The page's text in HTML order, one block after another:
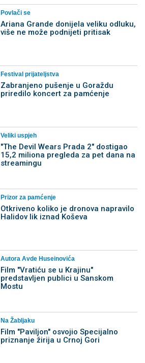
Povlači se
Ariana Grande donijela veliku odluku,
više ne može podnijeti pritisak
Festival prijateljstva
Zabranjeno pušenje u Goraždu
priredilo koncert za pamćenje
Veliki uspjeh
"The Devil Wears Prada 2" dostigao
15,2 miliona pregleda za pet dana na
streamingu
Prizor za pamćenje
Otkriveno koliko je dronova napravilo
Halidov lik iznad Koševa
Autora Avde Huseinovića
Film "Vratiću se u Krajinu"
predstavljen publici u Sanskom
Mostu
Na Žabljaku
Film "Paviljon" osvojio Specijalno
priznanje žirija u Crnoj Gori